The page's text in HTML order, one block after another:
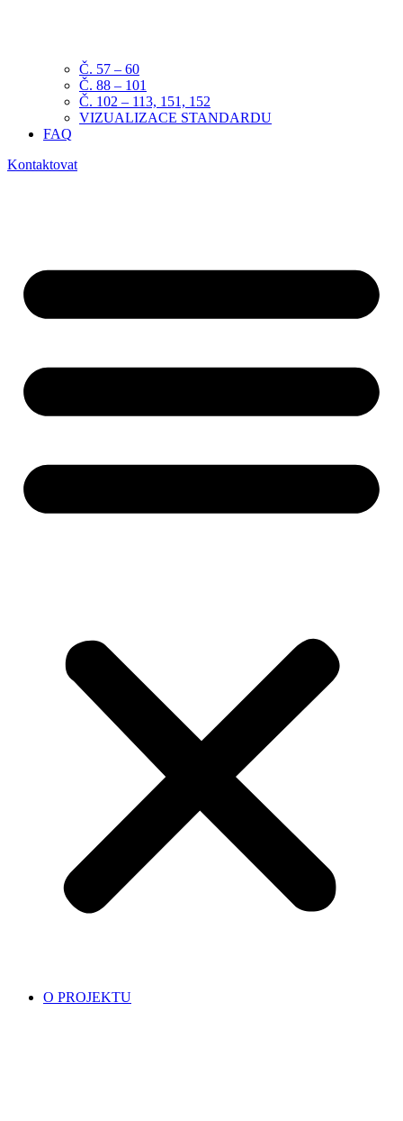
Č. 57 – 60
Č. 88 – 101
Č. 102 – 113, 151, 152
VIZUALIZACE STANDARDU
FAQ
Kontaktovat
O PROJEKTU